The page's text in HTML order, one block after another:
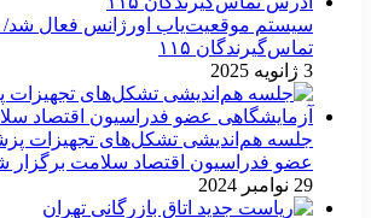
سیستم موقعیت‌یاب اورژانس فعال
تماس‌گیرندگان ۱۱۵
3 ژانویه 2025
جلسه هم‌اندیشی تشکل‌های تجهیزات
عضو فدراسیون اقتصاد سلامت برگزار
29 نوامبر 2024